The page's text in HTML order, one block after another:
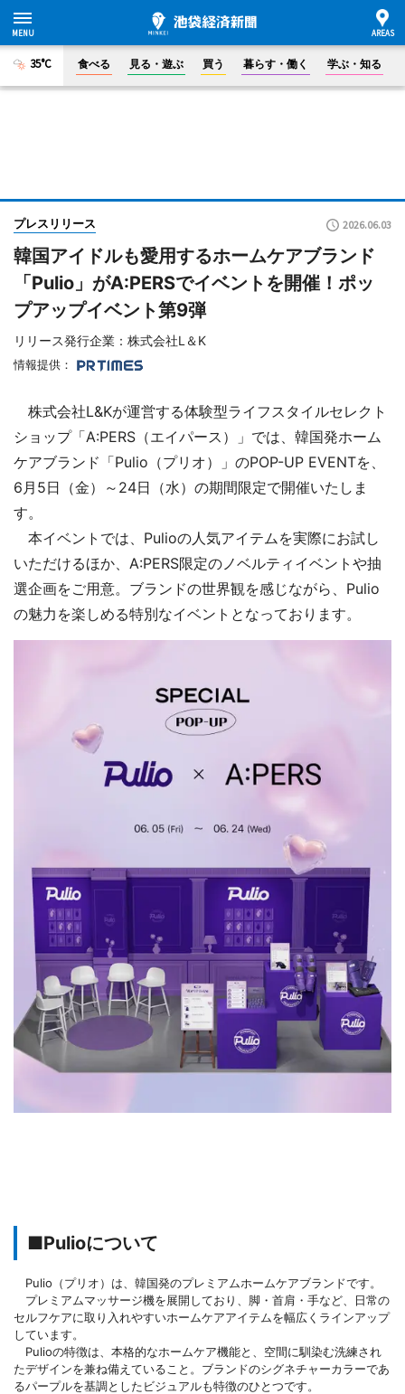
35°C 食べる 見る・遊ぶ 買う 暮らす・働く 学ぶ・知る
プレスリリース 2026.06.03
韓国アイドルも愛用するホームケアブランド
「Pulio」がA:PERSでイベントを開催！ポッ
プアップイベント第9弾
リリース発行企業：株式会社L＆K
情報提供：
株式会社L&Kが運営する体験型ライフスタイルセレクト
ショップ「A:PERS（エイパース）」では、韓国発ホーム
ケアブランド「Pulio（プリオ）」のPOP-UP EVENTを、
6月5日（金）～24日（水）の期間限定で開催いたしま
す。
本イベントでは、Pulioの人気アイテムを実際にお試し
いただけるほか、A:PERS限定のノベルティイベントや抽
選企画をご用意。ブランドの世界観を感じながら、Pulio
の魅力を楽しめる特別なイベントとなっております。
■Pulioについて
Pulio（プリオ）は、韓国発のプレミアムホームケアブランドです。
プレミアムマッサージ機を展開しており、脚・首肩・手など、日常の
セルフケアに取り入れやすいホームケアアイテムを幅広くラインアップ
しています。
Pulioの特徴は、本格的なホームケア機能と、空間に馴染む洗練され
たデザインを兼ね備えていること。ブランドのシグネチャーカラーであ
るパープルを基調としたビジュアルも特徴のひとつです。